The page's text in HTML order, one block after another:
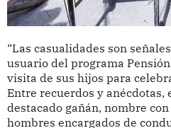
“Las casualidades son
usuario del programa
visita de sus hijos para
Entre recuerdos y anécdotas,
destacado gañán, nombre
hombres encargados de